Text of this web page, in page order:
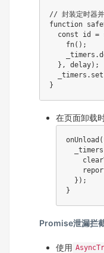
// 封装定时器
function
const id =
    fn();
  }, delay);
在页面卸载
  });
Promise泄漏拦
使用